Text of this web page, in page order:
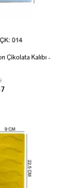
Çikolata Kalıbı -